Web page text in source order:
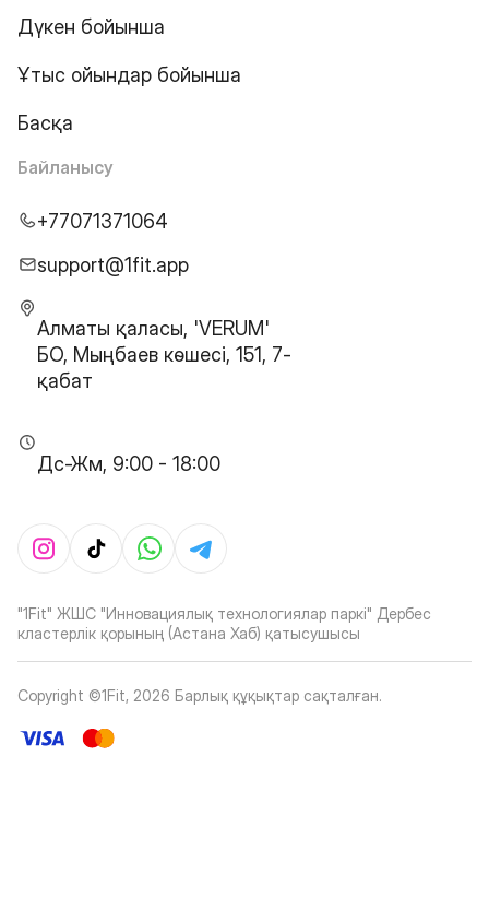
Дүкен бойынша
Ұтыс ойындар бойынша
Басқа
Байланысу
+77071371064
support@1fit.app
Алматы қаласы, 'VERUM'
БО, Мыңбаев көшесі, 151, 7-
қабат
Дс-Жм, 9:00 - 18:00
"1Fit" ЖШС "Инновациялық технологиялар паркі" Дербес
кластерлік қорының (Астана Хаб) қатысушысы
Copyright ©1Fit, 2026 Барлық құқықтар сақталған.